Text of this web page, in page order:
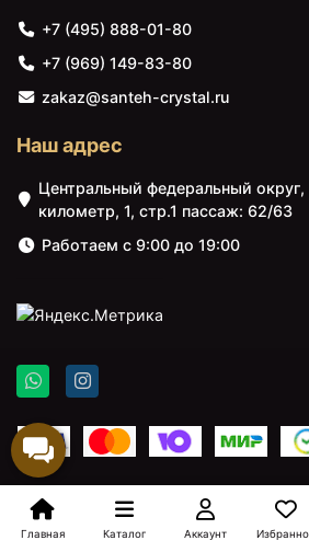
+7 (495) 888-01-80
+7 (969) 149-83-80
zakaz@santeh-crystal.ru
Наш адрес
Центральный федеральный
километр, 1, стр.1 пассаж: 62/63
Работаем с 9:00 до 19:00
Главная Каталог Аккаунт